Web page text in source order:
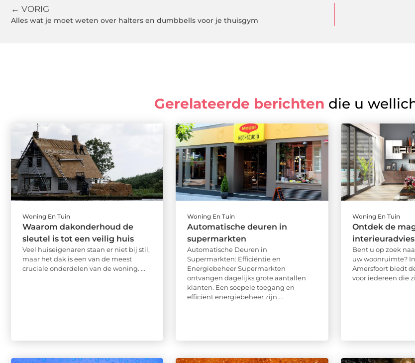
← VORIG
Alles wat je moet weten over halters en dumbbells voor je thuisgym
Gerelateerde berichten die u
Woning En Tuin
Waarom dakonderhoud de
sleutel is tot een veilig huis
Veel huiseigenaren staan er niet bij stil,
maar het dak is een van de meest
cruciale onderdelen van de woning. ...
Woning En Tuin
Automatische deuren in
supermarkten
Automatische Deuren in
Supermarkten: Efficiëntie en
Energiebeheer Supermarkten
ontvangen dagelijks grote aantallen
klanten. Een soepele toegang en
efficiënt energiebeheer zijn ...
Woning En Tuin
Ontdek de
Bent u op zoek
uw woonruimte?
Amersfoort biedt
voor iedereen die